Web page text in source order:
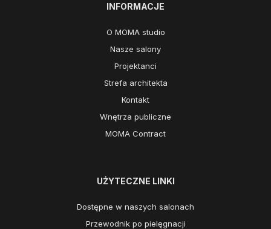
INFORMACJE
O MOMA studio
Nasze salony
Projektanci
Strefa architekta
Kontakt
Wnętrza publiczne
MOMA Contract
UŻYTECZNE LINKI
Dostępne w naszych salonach
Przewodnik po pielęgnacji